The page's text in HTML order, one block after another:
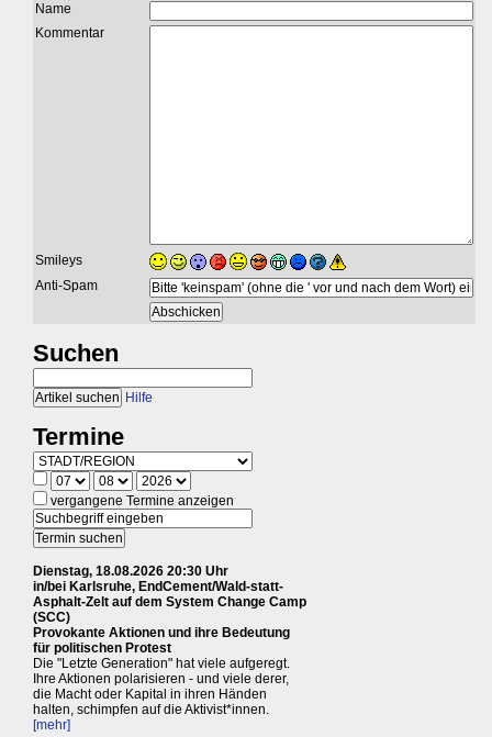
Name
Kommentar
Smileys
Anti-Spam
Suchen
Hilfe
Termine
vergangene Termine anzeigen
Dienstag, 18.08.2026 20:30 Uhr
in/bei Karlsruhe, EndCement/Wald-statt-
Asphalt-Zelt auf dem System Change Camp
(SCC)
Provokante Aktionen und ihre Bedeutung
für politischen Protest
Die "Letzte Generation" hat viele aufgeregt.
Ihre Aktionen polarisieren - und viele derer,
die Macht oder Kapital in ihren Händen
halten, schimpfen auf die Aktivist*innen.
[mehr]